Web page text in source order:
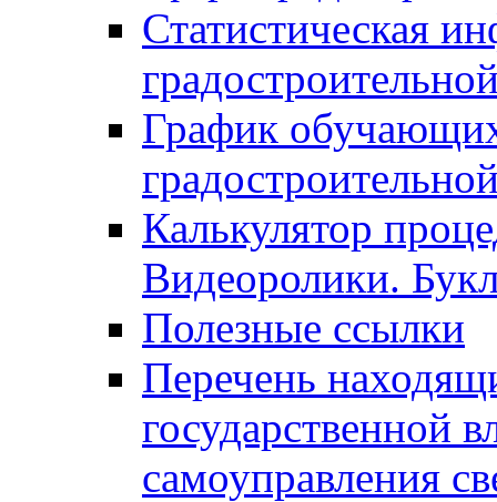
Статистическая
График
Калькулятор
Видеоролики.
Полезные ссылки
Перечень
государственной
самоуправления